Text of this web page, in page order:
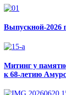
Выпускной-2026
Митинг у
к 68-летию